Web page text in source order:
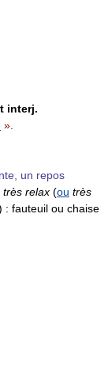
interj.
».
un repos
très relax (ou très
: fauteuil ou chaise